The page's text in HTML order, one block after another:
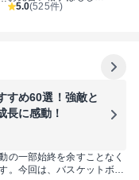
5.0(525件)
すめ60選！強敵と
長に感動！
の一部始終を余すことなく
。今回は、バスケットボー